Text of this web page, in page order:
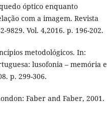
óptico enquanto
com a imagem. Revista
9829. Vol. 4,2016. p. 196-202.
metodológicos. In:
lusofonia – memória e
p. 299-306.
Faber and Faber, 2001.